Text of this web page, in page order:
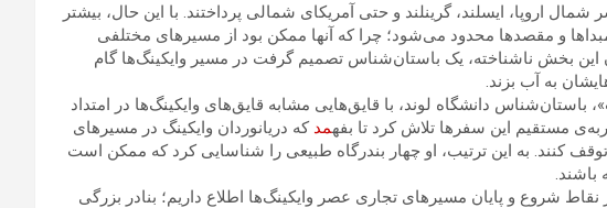
شمال اروپا، ایسلند، گرینلند و حتی آمریکای شمالی پرداختند. با این حال، بیشتر
و مقصدها محدود می‌شود؛ چرا که آنها ممکن بود از مسیرهای مختلفی
این بخش ناشناخته، یک باستان‌شناس تصمیم گرفت در مسیر وایکینگ‌ها گام
به آب بزند.
دانشگاه لوند، با قایق‌هایی مشابه قایق‌های وایکینگ‌ها در امتداد
مستقیم این سفرها تلاش کرد تا بفهمد که دریانوردان وایکینگ در مسیرهای
کنند. به این ترتیب، او چهار بندرگاه طبیعی را شناسایی کرد که ممکن است
شروع و پایان مسیرهای تجاری عصر وایکینگ‌ها اطلاع داریم؛ بنادر بزرگی